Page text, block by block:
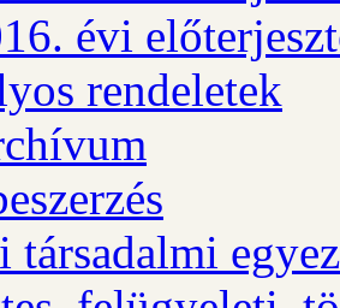
évi
rendeletek
társadalmi